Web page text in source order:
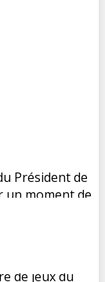
57)
Cheminot »
sur l’aire
une journée
un temps
Président de
un moment de
LOVATI,
la présence
donc assurée.
de jeux du